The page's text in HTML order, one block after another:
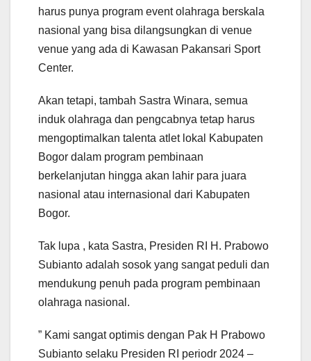
harus punya program event olahraga berskala
nasional yang bisa dilangsungkan di venue
venue yang ada di Kawasan Pakansari Sport
Center.
Akan tetapi, tambah Sastra Winara, semua
induk olahraga dan pengcabnya tetap harus
mengoptimalkan talenta atlet lokal Kabupaten
Bogor dalam program pembinaan
berkelanjutan hingga akan lahir para juara
nasional atau internasional dari Kabupaten
Bogor.
Tak lupa , kata Sastra, Presiden RI H. Prabowo
Subianto adalah sosok yang sangat peduli dan
mendukung penuh pada program pembinaan
olahraga nasional.
” Kami sangat optimis dengan Pak H Prabowo
Subianto selaku Presiden RI periodr 2024 –